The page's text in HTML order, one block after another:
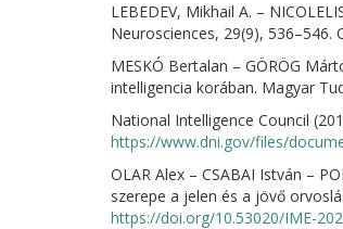
LEBEDEV, Mikhail A. –
Neurosciences, 29(9), 536–546.
MESKÓ Bertalan – GÖRÖG
intelligencia korában. Magyar
National Intelligence Council
https://www.dni.gov/files/
OLAR Alex – CSABAI István –
szerepe a jelen és a jövő
https://doi.org/10.53020/IME-